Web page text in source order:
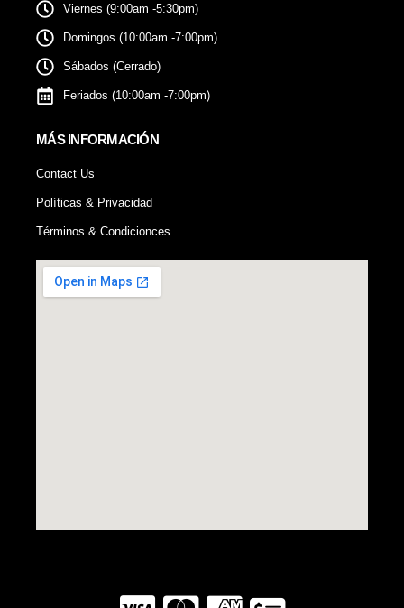
Viernes (9:00am -5:30pm)
Domingos (10:00am -7:00pm)
Sábados (Cerrado)
Feriados (10:00am -7:00pm)
MÁS INFORMACIÓN
Contact Us
Políticas & Privacidad
Términos & Condicionces